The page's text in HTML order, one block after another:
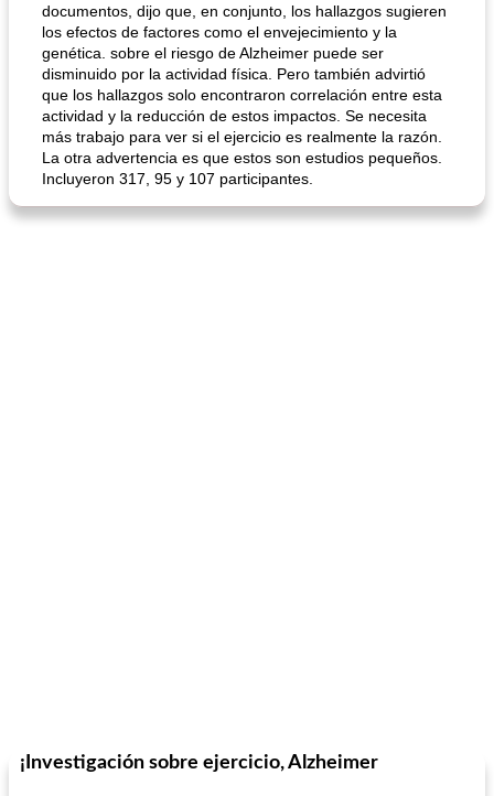
documentos, dijo que, en conjunto, los hallazgos sugieren
los efectos de factores como el envejecimiento y la
genética. sobre el riesgo de Alzheimer puede ser
disminuido por la actividad física. Pero también advirtió
que los hallazgos solo encontraron correlación entre esta
actividad y la reducción de estos impactos. Se necesita
más trabajo para ver si el ejercicio es realmente la razón.
La otra advertencia es que estos son estudios pequeños.
Incluyeron 317, 95 y 107 participantes.
¡Investigación sobre ejercicio, Alzheimer